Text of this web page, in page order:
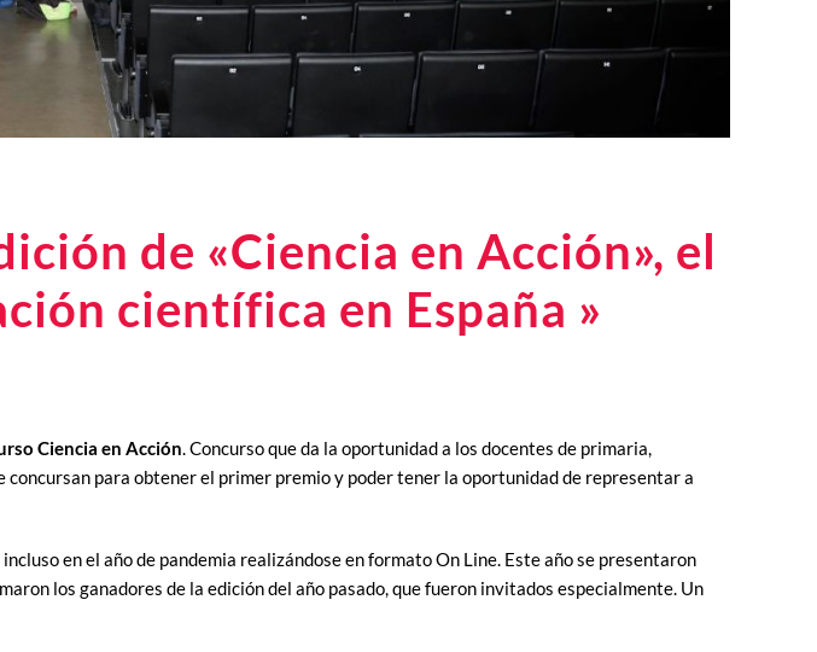
de «Ciencia en Acción», el
científica en España »
Ciencia en Acción. Concurso que da la oportunidad a los docentes de primaria,
para obtener el primer premio y poder tener la oportunidad de representar a
en el año de pandemia realizándose en formato On Line. Este año se presentaron
los ganadores de la edición del año pasado, que fueron invitados especialmente. Un